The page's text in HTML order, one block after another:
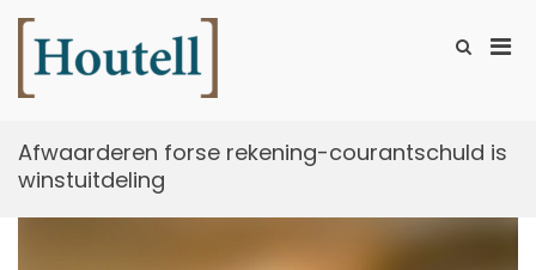
naar
inhoud
Toon
Afwaarderen forse rekening-courantschuld is
winstuitdeling